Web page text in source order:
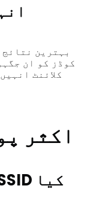
بہترین
کوڈز کو ان
کلائنٹ
اکثر